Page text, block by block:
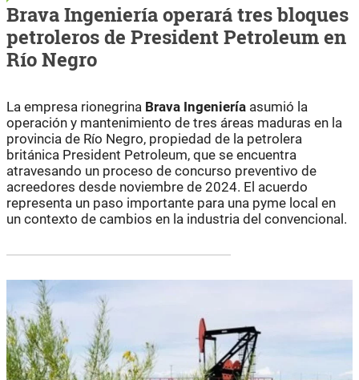
Brava Ingeniería operará tres bloques
petroleros de President Petroleum en
Río Negro
La empresa rionegrina Brava Ingeniería asumió la
operación y mantenimiento de tres áreas maduras en la
provincia de Río Negro, propiedad de la petrolera
británica President Petroleum, que se encuentra
atravesando un proceso de concurso preventivo de
acreedores desde noviembre de 2024. El acuerdo
representa un paso importante para una pyme local en
un contexto de cambios en la industria del convencional.